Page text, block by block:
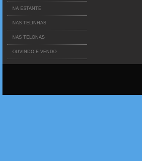
NA ESTANTE
NAS TELINHAS
NAS TELONAS
OUVINDO E VENDO